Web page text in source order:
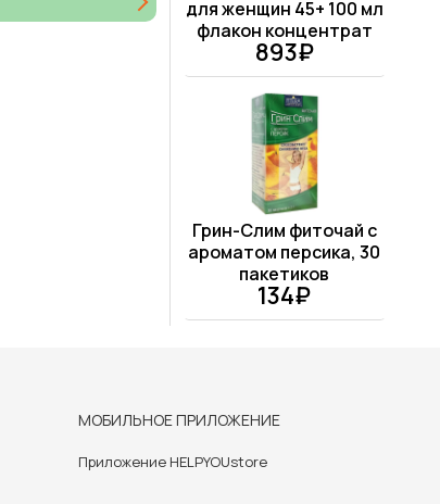
для женщин 45+ 100 мл
флакон концентрат
893₽
Грин-Слим фиточай с
ароматом персика, 30
пакетиков
134₽
МОБИЛЬНОЕ ПРИЛОЖЕНИЕ
Приложение HELPYOUstore